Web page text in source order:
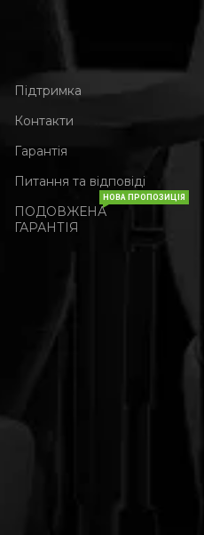
Підтримка
Контакти
Гарантія
Питання та відповіді
ПОДОВЖЕНА
ГАРАНТІЯ
НОВА ПРОПОЗИЦІЯ